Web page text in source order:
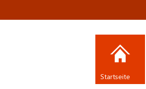
Startseite